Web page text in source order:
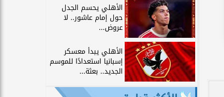
الأهلي يحسم الجدل
حول إمام عاشور.. لا
عروض...
الأهلي يبدأ معسكر
إسبانيا استعدادًا للموسم
الجديد.. بعثة...